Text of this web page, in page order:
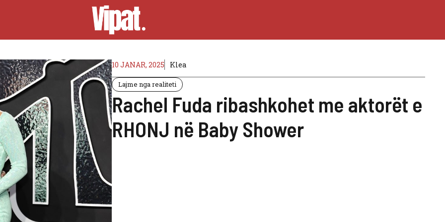
10 JANAR, 2025 Klea
Lajme nga realiteti
Rachel Fuda ribashkohet me aktorët e
RHONJ në Baby Shower